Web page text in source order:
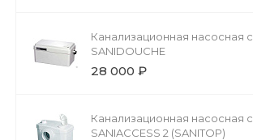
Канализационная насосная
SANIDOUCHE
28 000 ₽
Канализационная насосная
SANIACCESS 2 (SANITOP)